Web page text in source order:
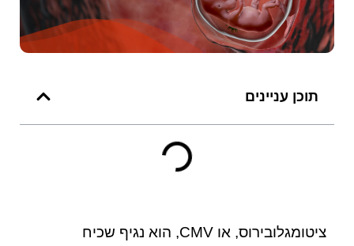
תוכן עניינים
ציטומגלובירוס, או CMV, הוא נגיף שכיח